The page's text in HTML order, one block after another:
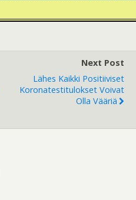
Next Post
Lähes Kaikki Positiiviset
Koronatestitulokset Voivat
Olla Vääriä